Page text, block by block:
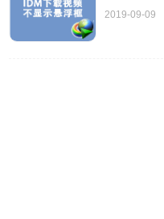
4）您可以使用添加URL按
2019-09-09